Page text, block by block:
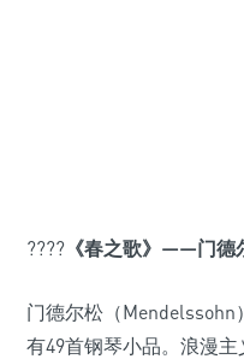
???? 《春之歌》——门德
门德尔松（Mendelssohn
有49首钢琴小品。浪漫